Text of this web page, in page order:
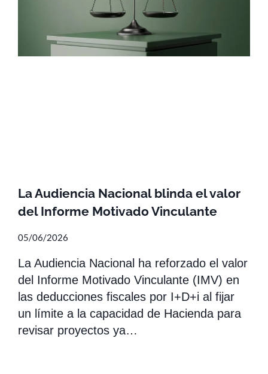
La Audiencia Nacional blinda el valor
del Informe Motivado Vinculante
05/06/2026
La Audiencia Nacional ha reforzado el valor
del Informe Motivado Vinculante (IMV) en
las deducciones fiscales por I+D+i al fijar
un límite a la capacidad de Hacienda para
revisar proyectos ya…